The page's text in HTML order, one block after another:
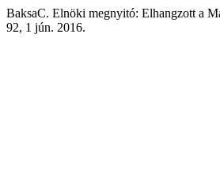
BaksaC. Elnöki megnyitó: Elhangzott a
92, 1 jún. 2016.